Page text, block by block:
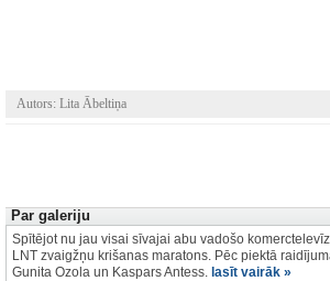
Autors: Lita Ābeltiņa
Par galeriju
Spītējot nu jau visai sīvajai abu vadošo
LNT zvaigžņu krišanas maratons. Pēc piektā
Gunita Ozola un Kaspars Antess. lasīt vairāk »